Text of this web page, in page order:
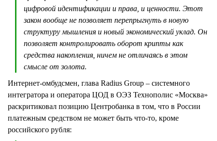
цифровой идентификации и права, и ценности. Этот
закон вообще не позволяет перепрыгнуть в новую
структуру мышления и новый экономический уклад. Он
позволяет контролировать оборот крипты как
средства накопления, ничем не отличаясь в этом
смысле от золота.
Интернет-омбудсмен, глава Radius Group – системного
интегратора и оператора ЦОД в ОЭЗ Технополис «Москва»
раскритиковал позицию Центробанка в том, что в России
платежным средством не может быть что-то, кроме
российского рубля: